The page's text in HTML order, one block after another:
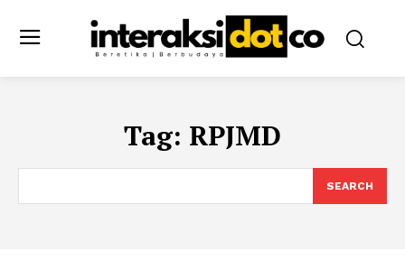
Tag: RPJMD
SEARCH